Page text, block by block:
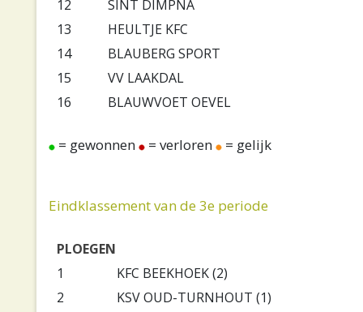
12
SINT DIMPNA
13
HEULTJE KFC
14
BLAUBERG SPORT
15
VV LAAKDAL
16
BLAUWVOET OEVEL
= gewonnen = verloren = gelijk
Eindklassement van de 3e periode
PLOEGEN
1
KFC BEEKHOEK (2)
2
KSV OUD-TURNHOUT (1)